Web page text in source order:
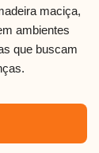
maciça,
ambientes
que buscam